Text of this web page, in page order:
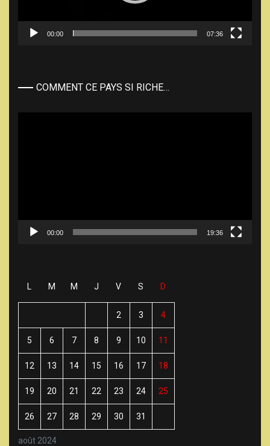
00:00 07:36
COMMENT CE PAYS SI RICHE…
00:00 19:36
août 2024
L M M J V S D
2 3 4
5 6 7 8 9 10 11
12 13 14 15 16 17 18
19 20 21 22 23 24 25
26 27 28 29 30 31